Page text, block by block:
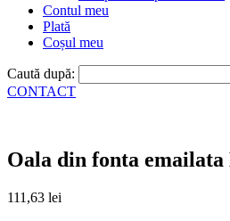
Contul meu
Plată
Coșul meu
Caută după:
CONTACT
Oala din fonta
111,63 lei